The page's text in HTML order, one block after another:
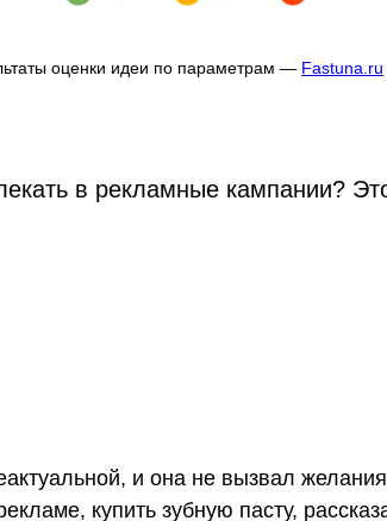
оценки идеи по параметрам — Fastuna.ru
в рекламные кампании?
и она не вызвал
купить зубную пасту,